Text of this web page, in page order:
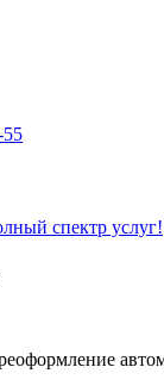
55
спектр услуг!